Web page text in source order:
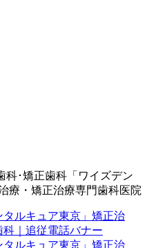
科･矯正歯科「ワイズデン
療・矯正治療専門歯科医院